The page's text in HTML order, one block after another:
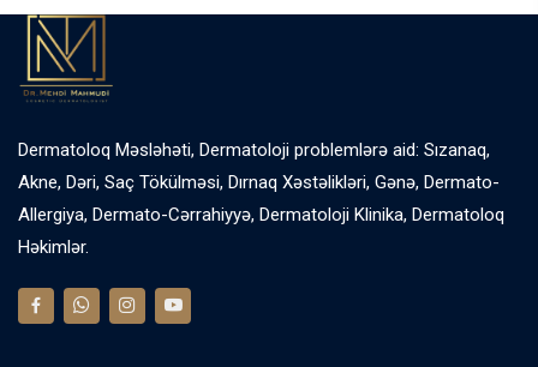
Dermatoloq Məsləhəti, Dermatoloji problemlərə aid: Sızanaq,
Akne, Dəri, Saç Tökülməsi, Dırnaq Xəstəlikləri, Gənə, Dermato-
Allergiya, Dermato-Cərrahiyyə, Dermatoloji Klinika, Dermatoloq
Həkimlər.